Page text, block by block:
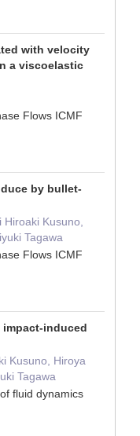
with velocity
a viscoelastic
Flows ICMF
by bullet-
Kusuno,
Tagawa
Flows ICMF
induced
Kusuno, Hiroya
Tagawa
fluid dynamics